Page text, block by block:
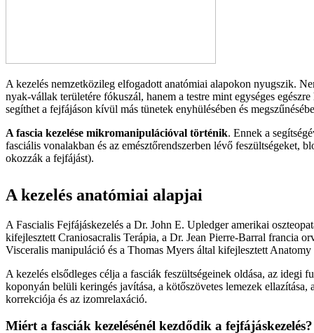
A kezelés nemzetközileg elfogadott anatómiai alapokon nyugszik.
nyak-vállak területére fókuszál, hanem a testre mint egységes egészre
segíthet a fejfájáson kívül más tünetek enyhülésében és
A fascia kezelése mikromanipulációval történik. Ennek a
fasciális vonalakban és az emésztőrendszerben lévő feszültségeket,
okozzák a fejfájást).
A kezelés anatómiai alapjai
A Fascialis Fejfájáskezelés a Dr. John E. Upledger amerikai
kifejlesztett Craniosacralis Terápia, a Dr. Jean Pierre-Barral francia
Visceralis manipuláció és a Thomas Myers által kifejlesztett
A kezelés elsődleges célja a fasciák feszültségeinek oldása, az idegi
koponyán belüli keringés javítása, a kötőszövetes lemezek ellazítása,
korrekciója és az izomrelaxáció.
Miért a fasciák kezelésénél kezdődik a fejfájáskezelés?